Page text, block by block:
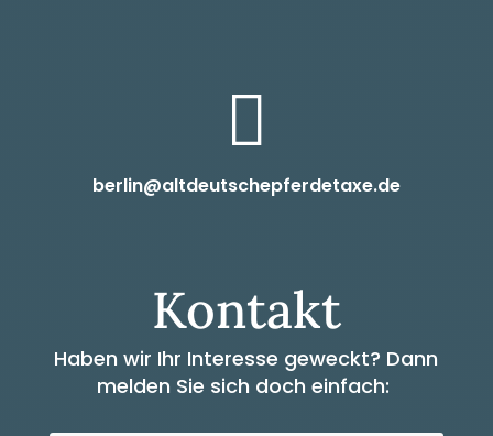

berlin@altdeutschepferdetaxe.de
Kontakt
Haben wir Ihr Interesse geweckt? Dann
melden Sie sich doch einfach: